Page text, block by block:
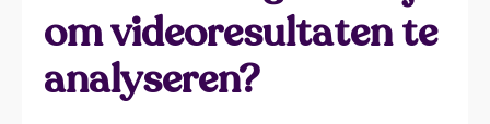
om videoresultaten te
analyseren?